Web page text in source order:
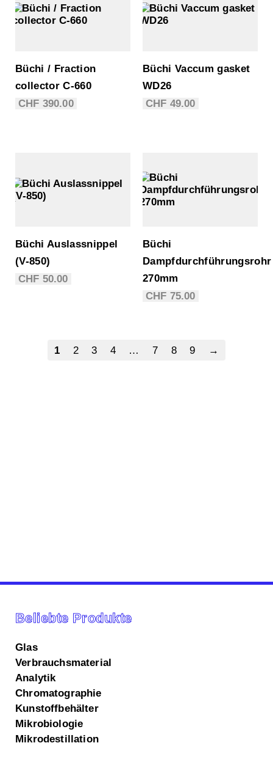
Büchi / Fraction
collector C-660
CHF 390.00
Büchi Vaccum gasket
WD26
CHF 49.00
Büchi Auslassnippel
(V-850)
CHF 50.00
Büchi
Dampfdurchführungsrohr
270mm
CHF 75.00
1 2 3 4 … 7 8 9 →
Beliebte Produkte
Glas
Verbrauchsmaterial
Analytik
Chromatographie
Kunstoffbehälter
Mikrobiologie
Mikrodestillation